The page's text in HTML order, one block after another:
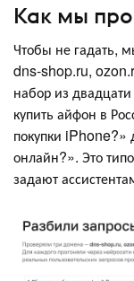
Как мы
Чтобы не гадать,
dns‑shop.ru,
набор из двадцати
купить айфон в
покупки iPhone?»
онлайн?». Это
задают